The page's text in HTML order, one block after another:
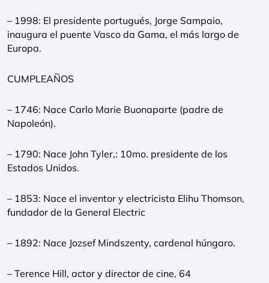
– 1998: El presidente portugués, Jorge Sampaio,
inaugura el puente Vasco da Gama, el más largo de
Europa.
CUMPLEAÑOS
– 1746: Nace Carlo Marie Buonaparte (padre de
Napoleón).
– 1790: Nace John Tyler,: 10mo. presidente de los
Estados Unidos.
– 1853: Nace el inventor y electricista Elihu Thomson,
fundador de la General Electric
– 1892: Nace Jozsef Mindszenty, cardenal húngaro.
– Terence Hill, actor y director de cine, 64